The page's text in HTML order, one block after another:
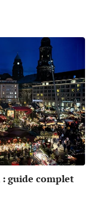
: guide complet